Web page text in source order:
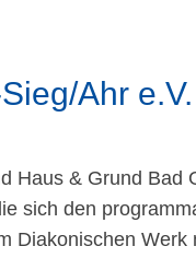
Ahr e.V.
Haus & Grund Bad
sich den
Diakonischen Werk